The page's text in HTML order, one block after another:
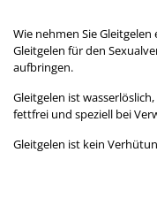
Wie nehmen Sie Gleitgelen
Gleitgelen für den
aufbringen.
Gleitgelen ist
fettfrei und speziell bei
Gleitgelen ist kein